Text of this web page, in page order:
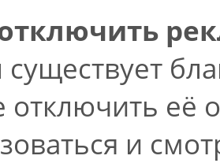
существует
отключить её
и